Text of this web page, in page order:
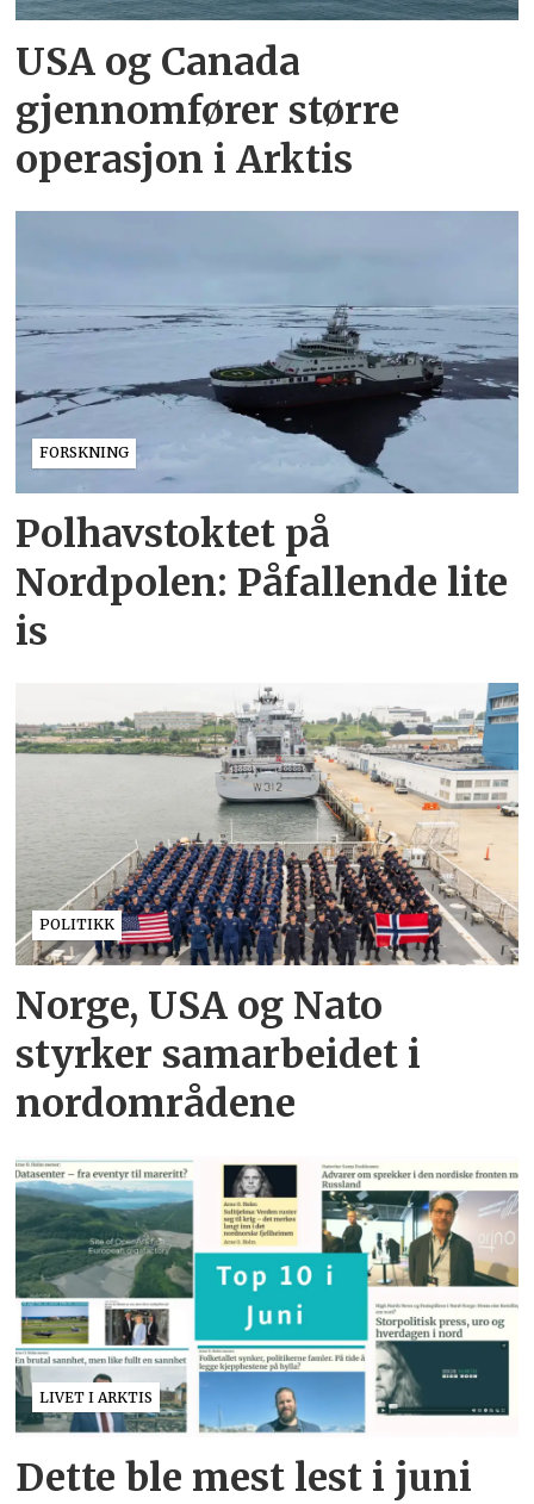
USA og Canada
gjennomfører større
operasjon i Arktis
FORSKNING
Polhavstoktet på
Nordpolen: Påfallende lite
is
POLITIKK
Norge, USA og Nato
styrker samarbeidet i
nordområdene
LIVET I ARKTIS
Dette ble mest lest i juni